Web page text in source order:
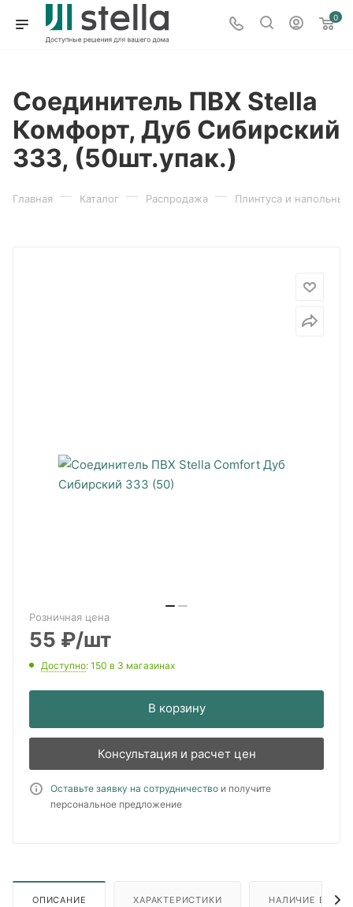
0
Соединитель ПВХ Stella
Комфорт, Дуб Сибирский
333, (50шт.упак.)
Главная — Каталог — Распродажа — Плинтуса и
Розничная цена
55 ₽/шт
Доступно: 150 в 3 магазинах
В корзину
Консультация и расчет цен
Оставьте заявку на сотрудничество и получите
персональное предложение
ОПИСАНИЕ ХАРАКТЕРИСТИКИ НАЛИЧИЕ В